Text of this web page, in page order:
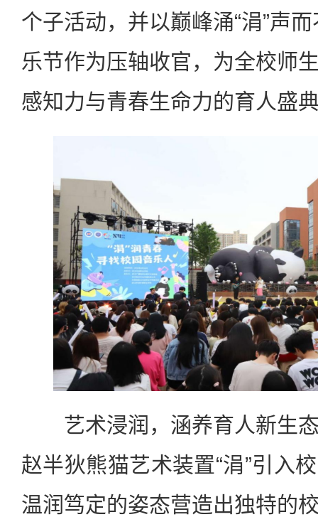
个子活动，并以巅峰涌“涓”声
乐节作为压轴收官，为全校师
感知力与青春生命力的育人盛
艺术浸润，涵养育人新生态
赵半狄熊猫艺术装置“涓”引入
温润笃定的姿态营造出独特的